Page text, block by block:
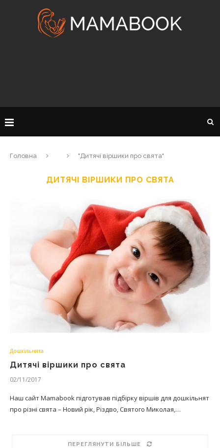
Головна "Дитячі віршики про свята"
ДИТЯЧІ ВІРШИКИ ПРО СВЯТА
Дошкільнята
Дитячі віршики про свята
02/11/2017
Наш сайт Mamabook підготував підбірку віршів для дошкільнят
про різні свята – Новий рік, Різдво, Святого Миколая,…
ПЕРЕГЛЯНУТИ БІЛЬШЕ